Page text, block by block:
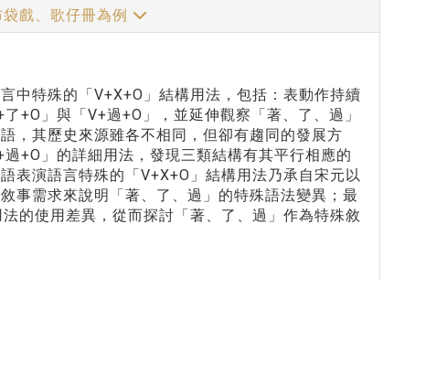
戲、歌仔冊為例
中特殊的「V+X+O」結構用法，包括：表動作持續
+O」與「V+過+O」，並延伸觀察「著、了、過」
，其歷史來源雖各不相同，但卻有趨同的發展方
+O」的詳細用法，發現三類結構有其平行相應的
表演語言特殊的「V+X+O」結構用法乃承自宋元以
事需求來說明「著、了、過」的特殊語法變異；最
的使用差異，從而探討「著、了、過」作為特殊敘